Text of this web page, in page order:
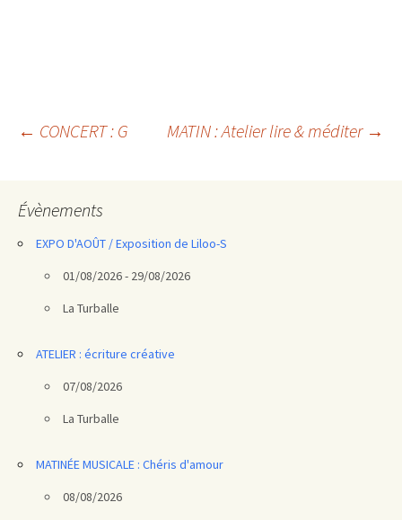
Navigation
articles
← CONCERT : G MATIN : Atelier lire & méditer →
Évènements
EXPO D'AOÛT / Exposition de Liloo-S
01/08/2026 - 29/08/2026
La Turballe
ATELIER : écriture créative
07/08/2026
La Turballe
MATINÉE MUSICALE : Chéris d'amour
08/08/2026